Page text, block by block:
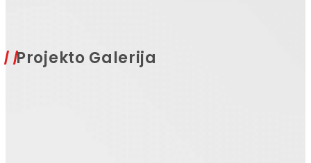
Projekto Galerija